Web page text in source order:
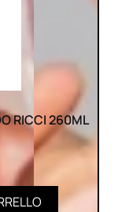
RICCI 260ML